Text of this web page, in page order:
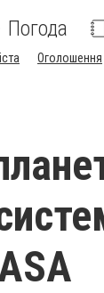
Погода
Оголошення